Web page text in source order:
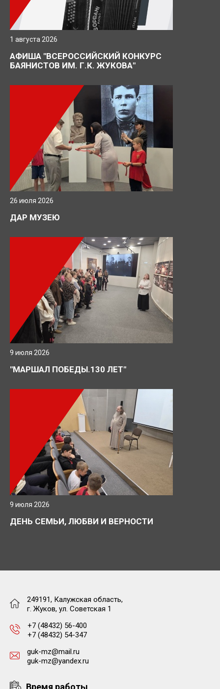
1 августа 2026
АФИША "ВСЕРОССИЙСКИЙ КОНКУРС
БАЯНИСТОВ ИМ. Г.К. ЖУКОВА"
26 июля 2026
ДАР МУЗЕЮ
9 июля 2026
"МАРШАЛ ПОБЕДЫ.130 ЛЕТ"
9 июля 2026
ДЕНЬ СЕМЬИ, ЛЮБВИ И ВЕРНОСТИ
249191, Калужская область,
г. Жуков, ул. Советская 1
+7 (48432) 56-400
+7 (48432) 54-347
guk-mz@mail.ru
guk-mz@yandex.ru
Время работы